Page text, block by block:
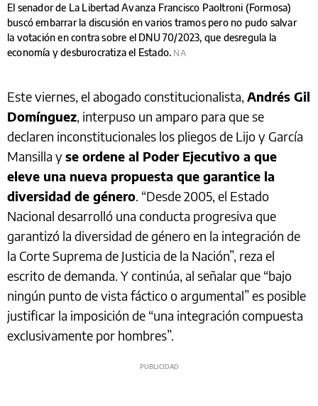
El senador de La Libertad Avanza Francisco Paoltroni (Formosa)
buscó embarrar la discusión en varios tramos pero no pudo salvar
la votación en contra sobre el DNU 70/2023, que desregula la
economía y desburocratiza el Estado. NA
Este viernes, el abogado constitucionalista, Andrés Gil
Domínguez , interpuso un amparo para que se
declaren inconstitucionales los pliegos de Lijo y García
Mansilla yse ordene al Poder Ejecutivo a que
eleve una nueva propuesta que garantice la
diversidad de género . “Desde 2005, el Estado
Nacional desarrolló una conducta progresiva que
garantizó la diversidad de género en la integración de
la Corte Suprema de Justicia de la Nación”, reza el
escrito de demanda. Y continúa, al señalar que “bajo
ningún punto de vista fáctico o argumental” es posible
justificar la imposición de “una integración compuesta
exclusivamente por hombres”.